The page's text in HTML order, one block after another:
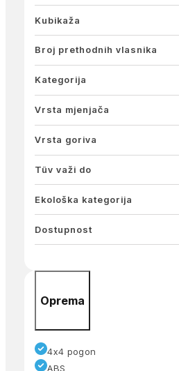
Kubikaža
Broj prethodnih vlasnika
Kategorija
Vrsta mjenjača
Vrsta goriva
Tüv važi do
Ekološka kategorija
Dostupnost
Oprema
4x4 pogon
ABS